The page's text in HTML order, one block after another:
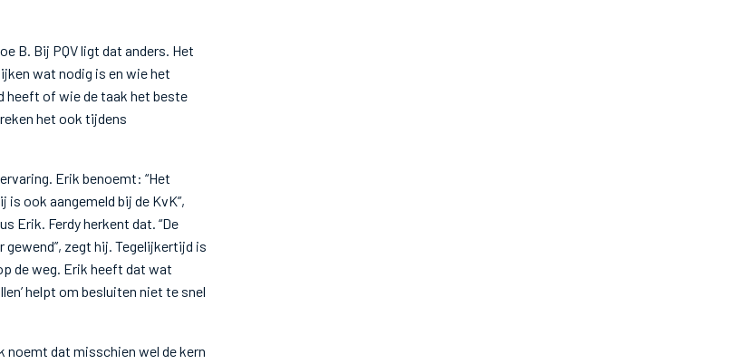
B. Bij PQV ligt dat anders. Het
wat nodig is en wie het
heeft of wie de taak het beste
het ook tijdens
Erik benoemt: “Het
ook aangemeld bij de KvK”,
Erik. Ferdy herkent dat. “De
zegt hij. Tegelijkertijd is
de weg. Erik heeft dat wat
helpt om besluiten niet te snel
noemt dat misschien wel de kern